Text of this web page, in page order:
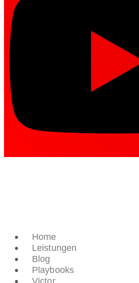
Home
Leistungen
Blog
Playbooks
Victor